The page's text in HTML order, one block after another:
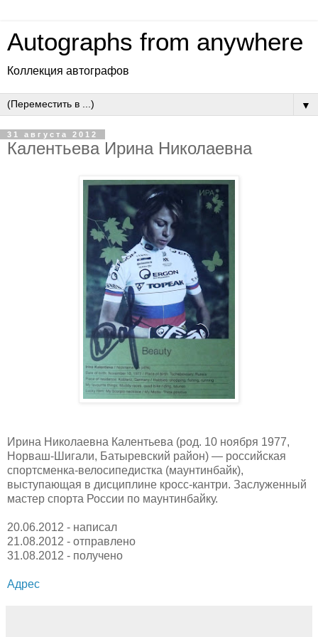
Autographs from anywhere
Коллекция автографов
▼
31 августа 2012
Калентьева Ирина Николаевна
Ирина Николаевна Калентьева (род. 10 ноября 1977,
Норваш-Шигали, Батыревский район) — российская
спортсменка-велосипедистка (маунтинбайк),
выступающая в дисциплине кросс-кантри. Заслуженный
мастер спорта России по маунтинбайку.
20.06.2012 - написал
21.08.2012 - отправлено
31.08.2012 - получено
Адрес